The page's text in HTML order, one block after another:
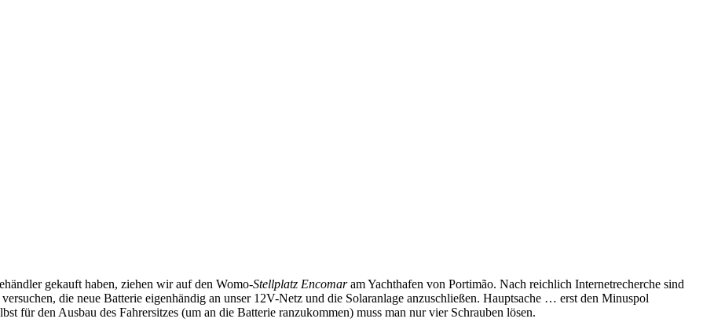
gekauft haben, ziehen wir auf den Womo-Stellplatz Encomaram Yachthafen von Portimão. Nach reichlich Internetrecherche sind
die neue Batterie eigenhändig an unser 12V-Netz und die Solaranlage anzuschließen. Hauptsache … erst den Minuspol
für den Ausbau des Fahrersitzes (um an die Batterie ranzukommen) muss man nur vier Schrauben lösen.